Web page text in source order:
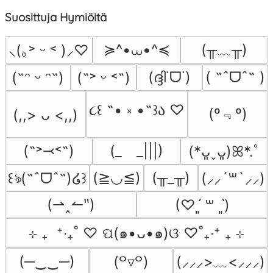
Suosittuja Hymiöitä
⸜(｡˃ ᵕ ˂ )⸝♡ ≽^•⩊•^≼
(╥﹏╥)
(˶ᵔ ᵕ ᵔ˶)
(˶˃ ᵕ ˂˶) (ദ്ദി˙ᗜ˙) ( ˶ˆᗜˆ˵ )
(,,> ᴗ <,,) ૮꒰ ˶• ༝ •˶꒱ა ♡ (º﹃º)
(˶˃⤙˂˶) (_　_|||)
(*ᴗ͈ˬᴗ͈)ꕤ*.ﾟ
꒰ঌ(˶ˆᗜˆ˵)໒꒱ (≧◡≦) (╥_╥)
(⸝⸝´꒳`⸝⸝)
(⇀‸↼‶)
(♡ˊ͈ ꒳ ˋ͈)
⊹ ₊  ⁺‧₊˚ ♡ ପ(๑•ᴗ•๑)ଓ ♡˚₊‧⁺ ₊ ⊹
(─‿‿─)
(꒪▿꒪) (⸝⸝⸝>﹏<⸝⸝⸝)